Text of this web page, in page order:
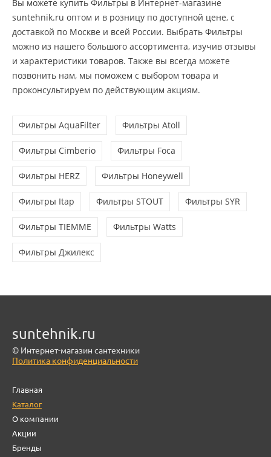
Вы можете купить Фильтры в Интернет-магазине
suntehnik.ru оптом и в розницу по доступной цене, c
доставкой по Москве и всей России. Выбрать Фильтры
можно из нашего большого ассортимента, изучив отзывы
и характеристики товаров. Также вы всегда можете
позвонить нам, мы поможем с выбором товара и
проконсультируем по действующим акциям.
Фильтры AquaFilter Фильтры Atoll
Фильтры Cimberio Фильтры Foca
Фильтры HERZ Фильтры Honeywell
Фильтры Itap Фильтры STOUT Фильтры SYR
Фильтры TIEMME Фильтры Watts
Фильтры Джилекс
suntehnik.ru
© Интернет-магазин сантехники
Политика конфиденциальности
Главная
Каталог
О компании
Акции
Бренды